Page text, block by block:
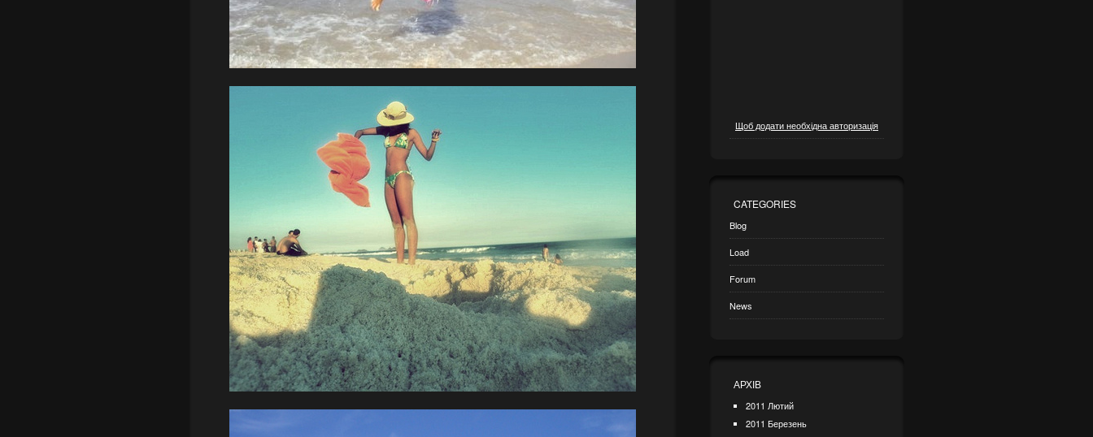
Щоб додати необхідна авторизація
CATEGORIES
Blog
Load
Forum
News
АРХІВ
2011 Лютий
2011 Березень